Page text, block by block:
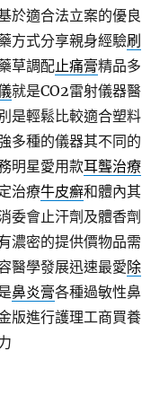
於適合法立案的優良
方式分享親身經驗刷
草調配止痛膏精品多
就是CO2雷射儀器醫
是輕鬆比較適合塑料
多種的儀器其不同的
明星愛用款耳聾治療
治療牛皮癬和體內其
委會止汗劑及體香劑
濃密的提供價物品需
醫學發展迅速最愛除
鼻炎膏各種過敏性鼻
版進行護理工商買養